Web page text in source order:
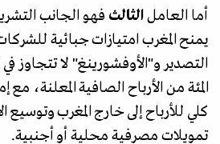
أما العاملالثالث فهو الجانب
يمنح المغرب امتيازات جبائية
المئة من الأرباح الصافية المعلنة،
كلي للأرباح إلى خارج المغرب وتوسيع
تمويلات مصرفية محلية أو أجنبية.